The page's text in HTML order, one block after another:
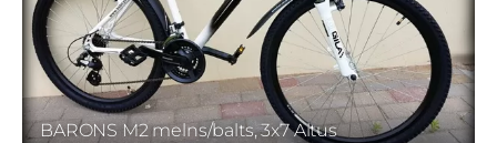
BARONS M2 melns/balts, 3x7 Altus